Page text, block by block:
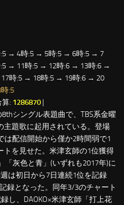
→ 4時:5 → 5時:5 → 6時:5 → 7
→ 11時:5 → 12時:6 → 13時:6 →
時:5 → 18時:5 → 19時:6 → 20
:5
算: 1286870
シングル表題曲で、TBS系金曜
主題歌に起用されている。登場
は配信開始から僅か2時間弱で1
トを見せた。米津玄師の1位獲得
「灰色と青」(いずれも2017年)に
は初日から7日連続1位を記録
録となった。同年3/3のチャート
し、DAOKO×米津玄師「打上花